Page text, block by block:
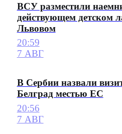
ВСУ разместили
действующем детском
Львовом
20:59
7 АВГ
В Сербии назвали
Белград местью ЕС
20:56
7 АВГ